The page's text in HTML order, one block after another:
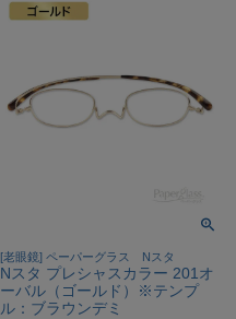
[老眼鏡] ペーパーグラス Nスタ
Nスタ プレシャスカラー 201オ
ーバル（ゴールド）※テンプ
ル：ブラウンデミ